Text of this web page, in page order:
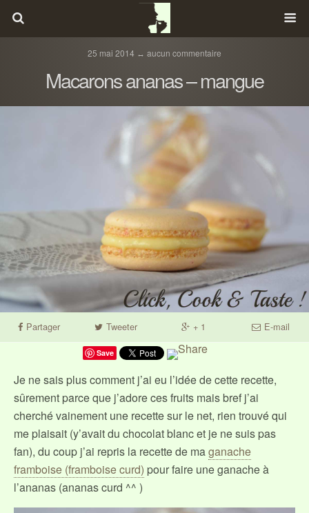
25 mai 2014 ↔ aucun commentaire
Macarons ananas – mangue
Partager Tweeter + 1 E-mail
Save
Je ne sais plus comment j’ai eu l’idée de cette recette,
sûrement parce que j’adore ces fruits mais bref j’ai
cherché vainement une recette sur le net, rien trouvé qui
me plaisait (y’avait du chocolat blanc et je ne suis pas
fan), du coup j’ai repris la recette de maganache
framboise (framboise curd) pour faire une ganache à
l’ananas (ananas curd ^^ )